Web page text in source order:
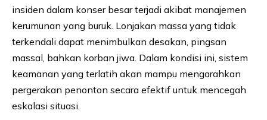
insiden dalam konser besar terjadi akibat manajemen
kerumunan yang buruk. Lonjakan massa yang tidak
terkendali dapat menimbulkan desakan, pingsan
massal, bahkan korban jiwa. Dalam kondisi ini, sistem
keamanan yang terlatih akan mampu mengarahkan
pergerakan penonton secara efektif untuk mencegah
eskalasi situasi.